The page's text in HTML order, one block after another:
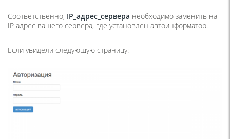
Соответственно, IP_адрес_сервера необходимо заменить на
IP адрес вашего сервера, где установлен автоинформатор.
Если увидели следующую страницу: